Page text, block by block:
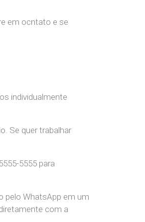
em ocntato e se
individualmente
Se quer trabalhar
5555 para
pelo WhatsApp em um
com a